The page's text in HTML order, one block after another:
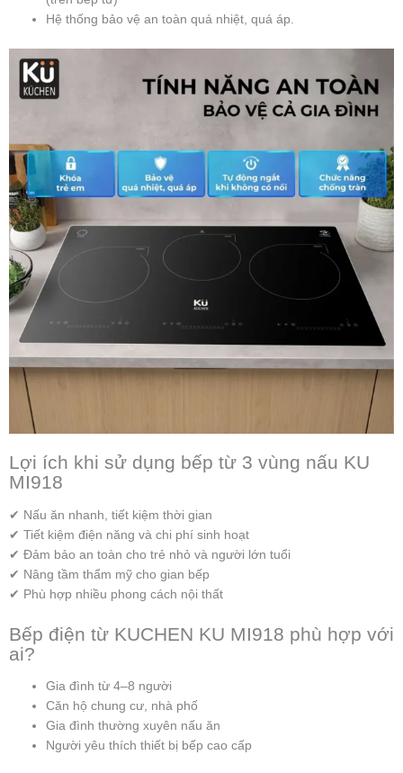
Hệ thống bảo vệ an toàn quá nhiệt, quá áp.
Lợi ích khi sử dụng bếp từ 3 vùng nấu KU
MI918
✔ Nấu ăn nhanh, tiết kiệm thời gian
✔ Tiết kiệm điện năng và chi phí sinh hoạt
✔ Đảm bảo an toàn cho trẻ nhỏ và người lớn tuổi
✔ Nâng tầm thẩm mỹ cho gian bếp
✔ Phù hợp nhiều phong cách nội thất
Bếp điện từ KUCHEN KU MI918 phù hợp với
ai?
Gia đình từ 4–8 người
Căn hộ chung cư, nhà phố
Gia đình thường xuyên nấu ăn
Người yêu thích thiết bị bếp cao cấp